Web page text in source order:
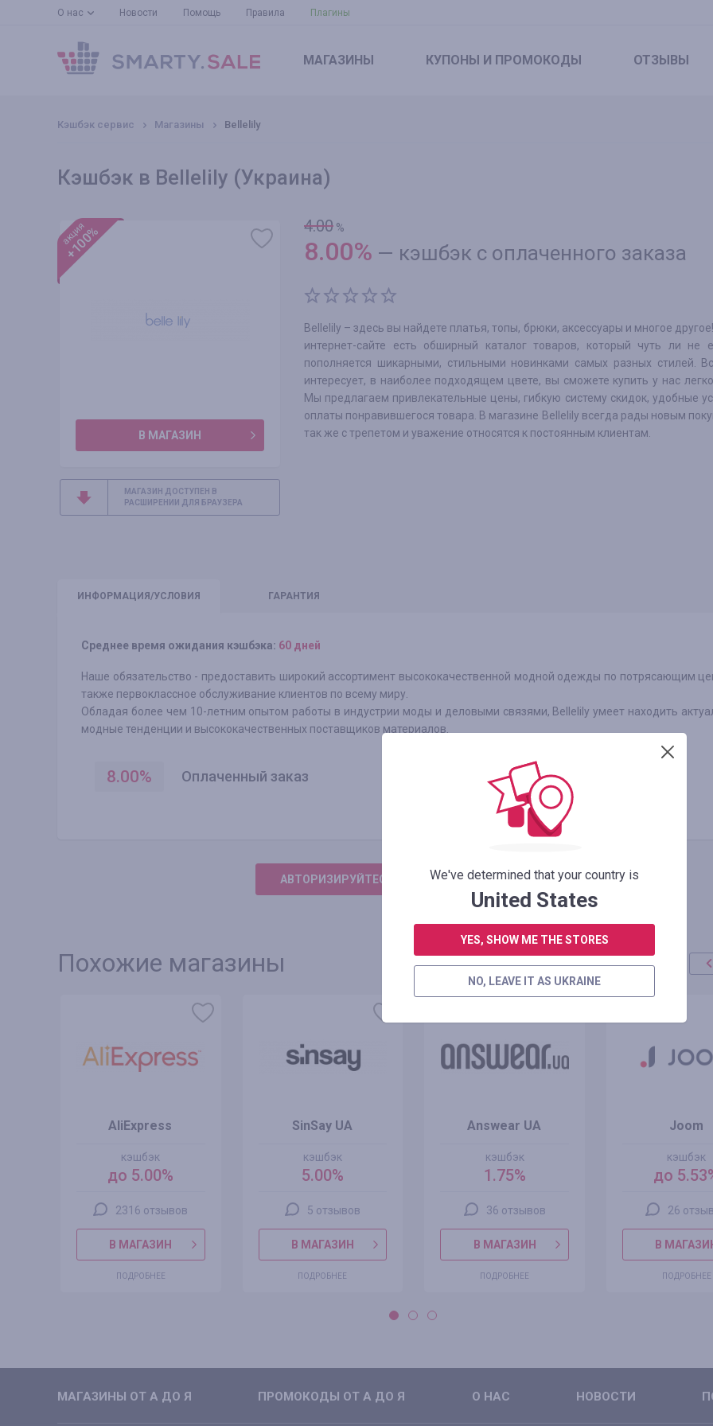
О нас Новости Помощь Правила Плагины
МАГАЗИНЫ КУПОНЫ И ПРОМОКОДЫ ОТЗЫВЫ
Кэшбэк сервис Магазины Bellelily
Кэшбэк в Bellelily (Украина)
акция
+100%
В МАГАЗИН
МАГАЗИН ДОСТУПЕН В
РАСШИРЕНИИ ДЛЯ БРАУЗЕРА
4.00 %
8.00% — кэшбэк с оплаченного заказа
Bellelily – здесь вы найдете платья, топы, брюки, аксессуары и многое
интернет-сайте есть обширный каталог товаров, который чуть ли не
пополняется шикарными, стильными новинками самых разных стилей.
интересует, в наиболее подходящем цвете, вы сможете купить у нас
Мы предлагаем привлекательные цены, гибкую систему скидок, удобные
оплаты понравившегося товара. В магазине Bellelily всегда рады новым
так же с трепетом и уважение относятся к постоянным клиентам.
ИНФО РМАЦИЯ/УСЛОВИЯ ГАРАНТИЯ
Среднее время ожидания кэшбэка: 60 дней
Наше обязательство - предоставить широкий ассортимент высококачественной модной одежды по потрясающим
также первоклассное обслуживание клиентов по всему миру.
Обладая более чем 10-летним опытом работы в индустрии моды и деловыми связями, Bellelily умеет находить
модные тенденции и высококачественных поставщиков материалов.
8.00% Оплаченный заказ
АВТОРИЗИРУЙТЕСЬ, ЧТОБЫ ОСТАВИТЬ ОТЗЫВ
Похожие магазины
AliExpress
кэшбэк
до 5.00%
2316 отзывов
В МАГАЗИН
ПОДРОБНЕЕ
SinSay UA
кэшбэк
5.00%
5 отзывов
В МАГАЗИН
ПОДРОБНЕЕ
Answear UA
кэшбэк
1.75%
36 отзывов
В МАГАЗИН
ПОДРОБНЕЕ
Joom
кэшбэк
до
26
В
ПОДРОБНЕЕ
МАГАЗИНЫ ОТ А ДО Я ПРОМОКОДЫ ОТ А ДО Я О НАС НОВОСТИ
We've determined that your country is
United States
YES, SHOW ME THE STORES
NO, LEAVE IT AS UKRAINE